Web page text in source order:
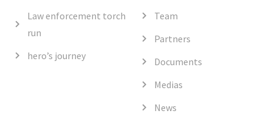
Law enforcement torch
run
hero’s journey
Team
Partners
Documents
Medias
News